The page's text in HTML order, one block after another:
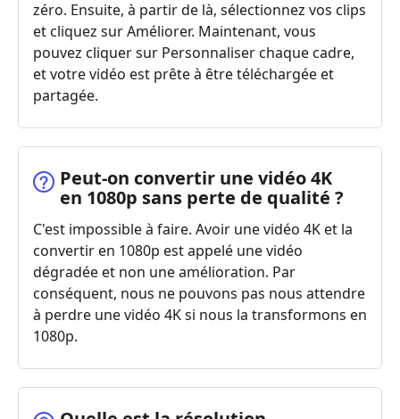
zéro. Ensuite, à partir de là, sélectionnez vos clips
et cliquez sur Améliorer. Maintenant, vous
pouvez cliquer sur Personnaliser chaque cadre,
et votre vidéo est prête à être téléchargée et
partagée.
Peut‑on convertir une vidéo 4K
en 1080p sans perte de qualité ?
C'est impossible à faire. Avoir une vidéo 4K et la
convertir en 1080p est appelé une vidéo
dégradée et non une amélioration. Par
conséquent, nous ne pouvons pas nous attendre
à perdre une vidéo 4K si nous la transformons en
1080p.